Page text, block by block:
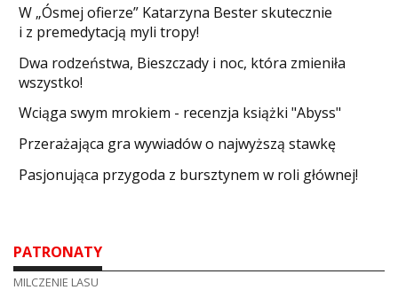
W „Ósmej ofierze” Katarzyna Bester skutecznie
i z premedytacją myli tropy!
Dwa rodzeństwa, Bieszczady i noc, która zmieniła
wszystko!
Wciąga swym mrokiem - recenzja książki "Abyss"
​Przerażająca gra wywiadów o najwyższą stawkę
Pasjonująca przygoda z bursztynem w roli głównej!
PATRONATY
MILCZENIE LASU